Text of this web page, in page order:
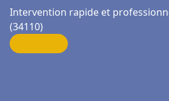
Intervention rapide et
(34110)